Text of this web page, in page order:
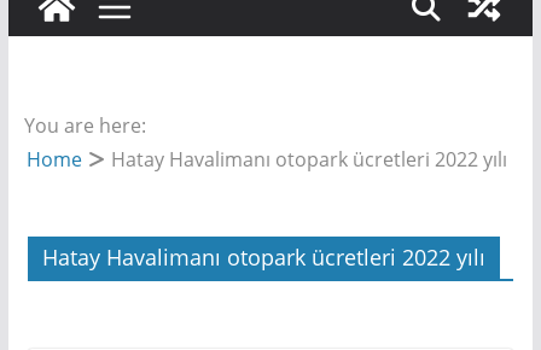
You are here:
Home
Hatay Havalimanı otopark ücretleri 2022 yılı
Hatay Havalimanı otopark ücretleri 2022 yılı